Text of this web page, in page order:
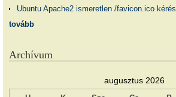
Ubuntu Apache2 ismeretlen /favicon.ico kérés
tovább
Archívum
augusztus 2026